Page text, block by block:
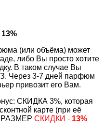
(или объёма) может
либо Вы просто хотите
В таком случае Вы
Через 3-7 дней парфюм
привозит его Вам.
СКИДКА 3%, которая
карте (при её
СКИДКИ - 13%